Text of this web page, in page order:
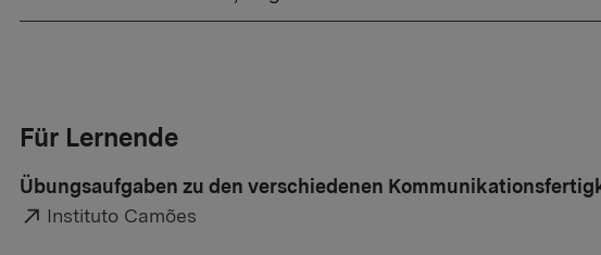
Für Lernende
Übungsaufgaben zu den verschiedenen
Externer Link:
Instituto Camões